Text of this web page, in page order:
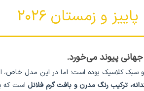
پاییز و زمستان ۲۰۲۶
جهانی پیوند می‌خورد.
و سبک کلاسیک بوده است؛ اما در این مدل خاص،
ترکیب رنگ مدرن و بافت گرم فلانلاست که